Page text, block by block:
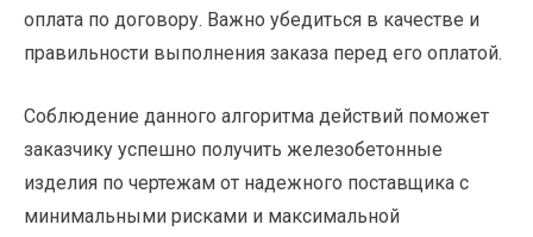
оплата по договору. Важно убедиться в качестве и
правильности выполнения заказа перед его оплатой.
Соблюдение данного алгоритма действий поможет
заказчику успешно получить железобетонные
изделия по чертежам от надежного поставщика с
минимальными рисками и максимальной